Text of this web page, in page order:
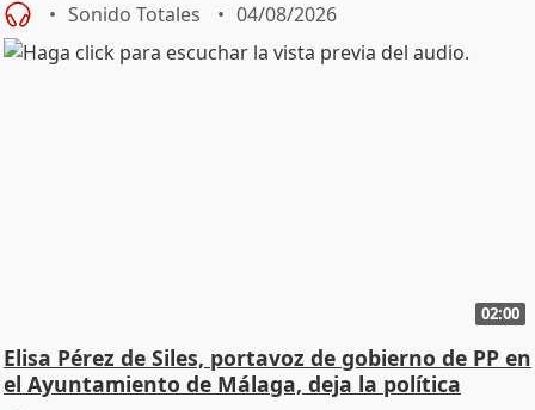
Sonido Totales 04/08/2026
02:00
Elisa Pérez de Siles, portavoz de gobierno de PP en
el Ayuntamiento de Málaga, deja la política